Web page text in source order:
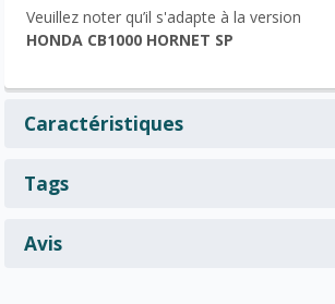
Veuillez noter qu’il s'adapte à la version
HONDA CB1000 HORNET SP
Caractéristiques
Tags
Avis